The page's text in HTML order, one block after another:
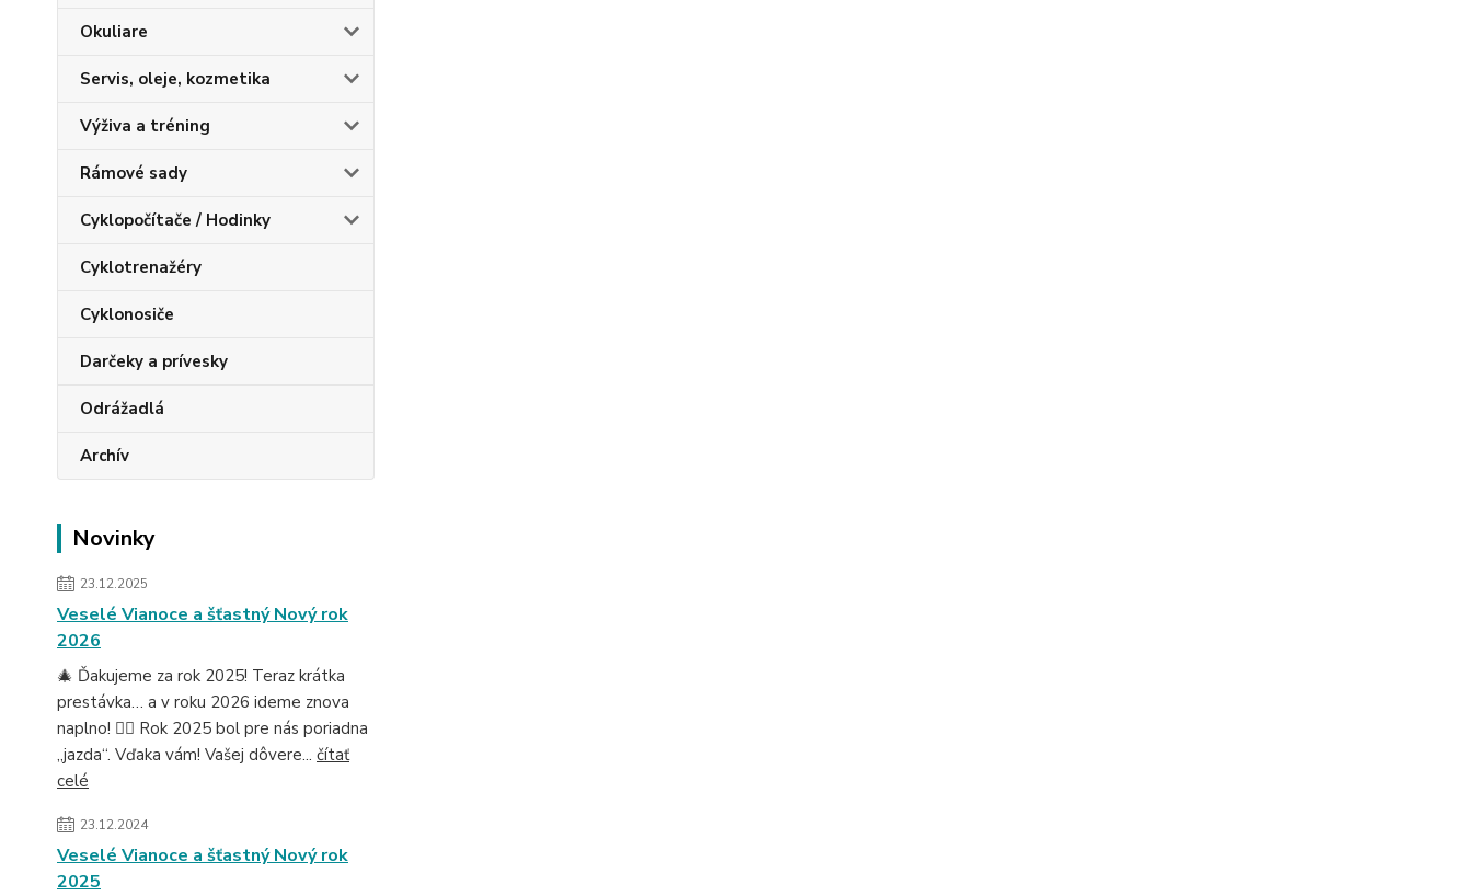
Okuliare
Servis, oleje, kozmetika
Výživa a tréning
Rámové sady
Cyklopočítače / Hodinky
Cyklotrenažéry
Cyklonosiče
Darčeky a prívesky
Odrážadlá
Archív
Novinky
23.12.2025
Veselé Vianoce a šťastný Nový rok
2026
🎄 Ďakujeme za rok 2025! Teraz krátka
prestávka… a v roku 2026 ideme znova
naplno! 🚴‍♂️ Rok 2025 bol pre nás poriadna
„jazda“. Vďaka vám! Vašej dôvere... čítať
celé
23.12.2024
Veselé Vianoce a šťastný Nový rok
2025